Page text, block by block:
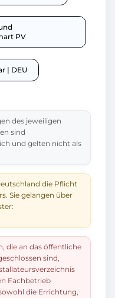
PV
| DEU
des jeweiligen
sind
und gelten nicht als
die Pflicht
Sie gelangen über
die an das öffentliche
sind,
Fachbetrieb
die Errichtung,